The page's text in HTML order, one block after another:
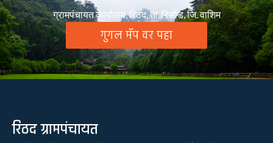
ग्रामपंचायत कार्यालय, रिठद, ता. रिसोड, जि. वाशिम
गुगल मॅप वर पहा
रिठद ग्रामपंचायत